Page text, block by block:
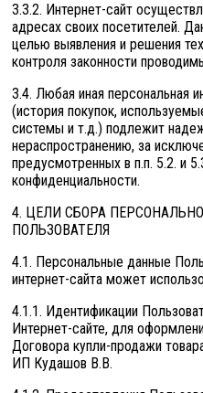
3.3.2. Интернет-сайт
адресах своих посетителей.
целью выявления и решения
контроля законности
3.4. Любая иная персональная
(история покупок,
системы и т.д.) подлежит
нераспространению, за
предусмотренных в п.п. 5.2. и
конфиденциальности.
4. ЦЕЛИ СБОРА
ПОЛЬЗОВАТЕЛЯ
4.1. Персональные данные
интернет-сайта может
4.1.1. Идентификации
Интернет-сайте, для
Договора купли-продажи
ИП Кудашов В.В.